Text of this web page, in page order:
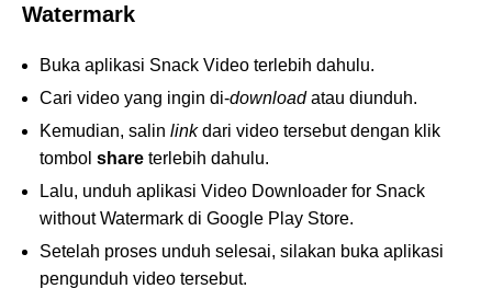
Watermark
Buka aplikasi Snack Video terlebih dahulu.
Cari video yang ingin di-downloadatau diunduh.
Kemudian, salin linkdari video tersebut dengan klik
tombol share terlebih dahulu.
Lalu, unduh aplikasi Video Downloader for Snack
without Watermark di Google Play Store.
Setelah proses unduh selesai, silakan buka aplikasi
pengunduh video tersebut.